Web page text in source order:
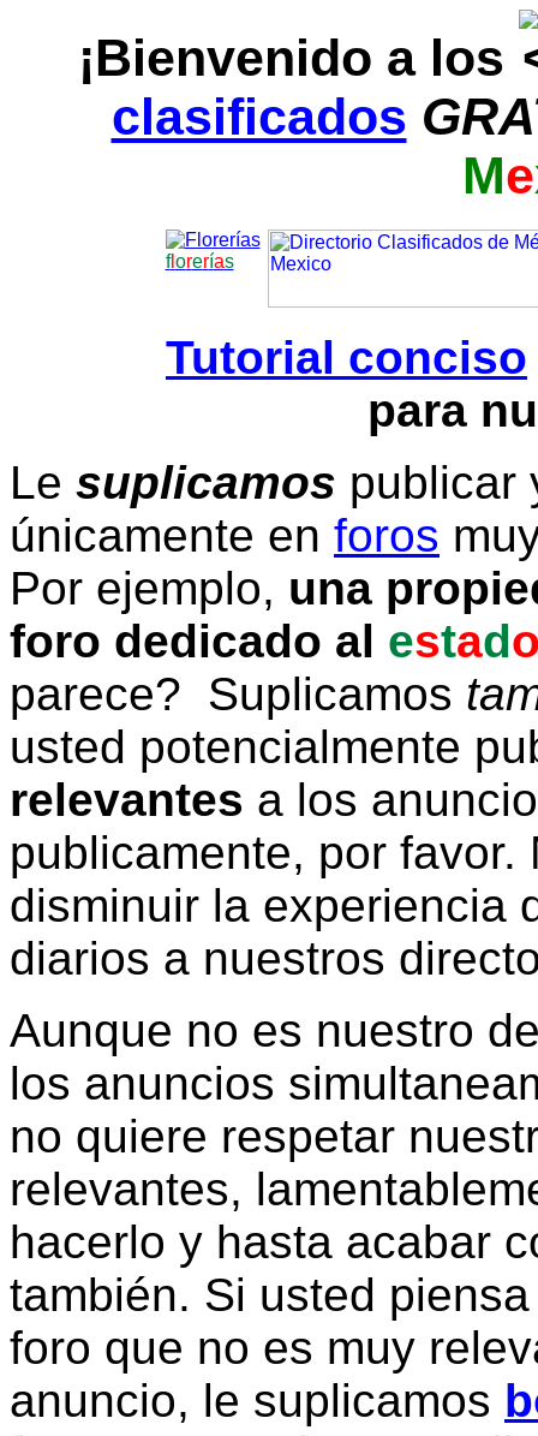
¡Bienvenido a los
clasificados
Me
florerías
Tutorial conciso
para
Le suplicamos publicar
únicamente en foros
Por ejemplo, una
foro dedicado al estad
parece? Suplicamos
usted potencialmente
relevantes a los
publicamente, por
disminuir la experiencia
diarios a nuestros
Aunque no es nuestro
los anuncios
no quiere respetar
relevantes,
hacerlo y hasta acabar
también. Si usted
foro que no es muy
anuncio, le suplicamos